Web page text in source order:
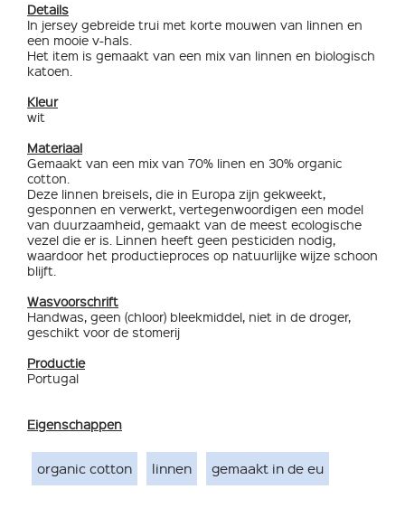
Details
In jersey gebreide trui met korte mouwen van linnen en
een mooie v-hals.
Het item is gemaakt van een mix van linnen en biologisch
katoen.
Kleur
wit
Materiaal
Gemaakt van een mix van 70% linen en 30% organic
cotton.
Deze linnen breisels, die in Europa zijn gekweekt,
gesponnen en verwerkt, vertegenwoordigen een model
van duurzaamheid, gemaakt van de meest ecologische
vezel die er is. Linnen heeft geen pesticiden nodig,
waardoor het productieproces op natuurlijke wijze schoon
blijft.
Wasvoorschrift
Handwas, geen (chloor) bleekmiddel, niet in de droger,
geschikt voor de stomerij
Productie
Portugal
Eigenschappen
organic cotton linnen gemaakt in de eu